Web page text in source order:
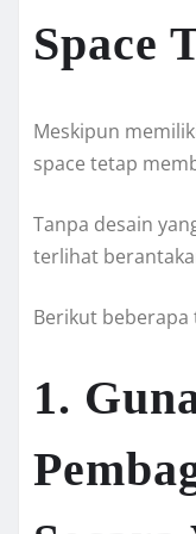
Space
Meskipun
space tetap
Tanpa desain
terlihat
Berikut beberapa
1.